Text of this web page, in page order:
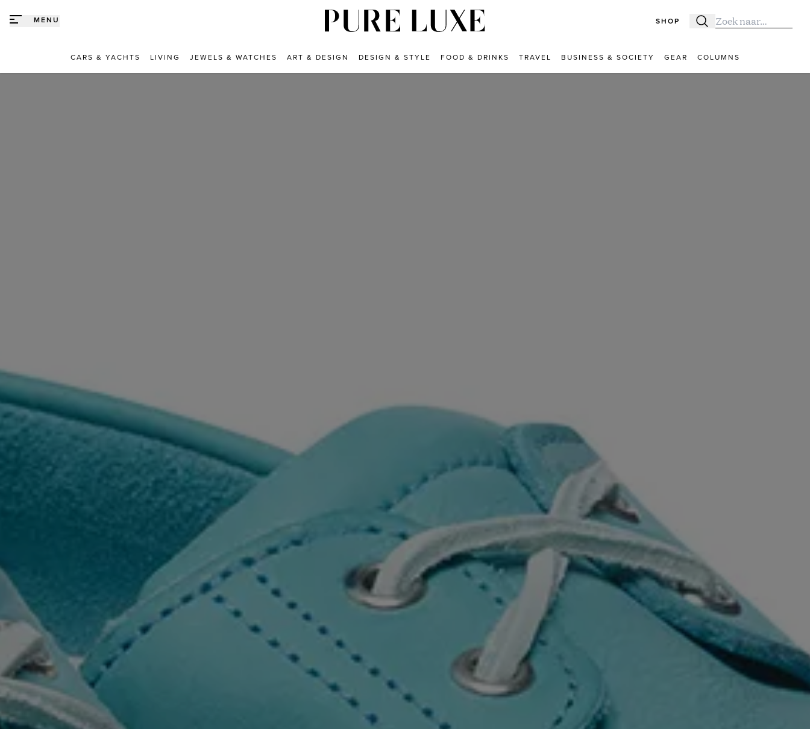
MENU SHOP Zoeken
Zoek naar:
CARS & YACHTS LIVING JEWELS & WATCHES ART & DESIGN DESIGN & STYLE FOOD & DRINKS TRAVEL BUSINESS & SOCIETY GEAR COLUMNS